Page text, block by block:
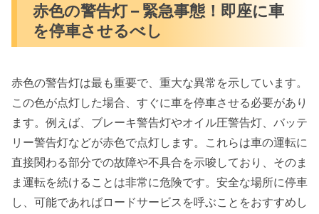
赤色の警告灯 – 緊急事態！即座に車
を停車させるべし
赤色の警告灯は最も重要で、重大な異常を示しています。
この色が点灯した場合、すぐに車を停車させる必要があり
ます。例えば、ブレーキ警告灯やオイル圧警告灯、バッテ
リー警告灯などが赤色で点灯します。これらは車の運転に
直接関わる部分での故障や不具合を示唆しており、そのま
ま運転を続けることは非常に危険です。安全な場所に停車
し、可能であればロードサービスを呼ぶことをおすすめし